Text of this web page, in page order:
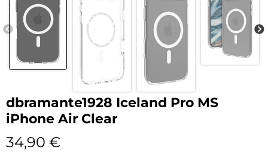
dbramante1928 Iceland Pro MS
iPhone Air Clear
34,90 €